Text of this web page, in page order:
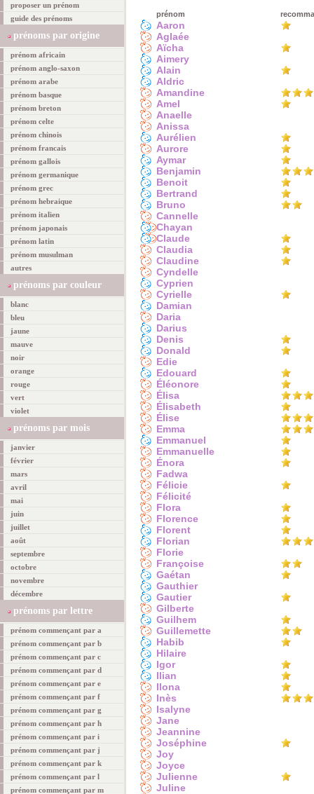
proposer un prénom
guide des prénoms
prénoms par origine
prénom africain
prénom anglo-saxon
prénom arabe
prénom basque
prénom breton
prénom celte
prénom chinois
prénom francais
prénom gallois
prénom germanique
prénom grec
prénom hebraique
prénom italien
prénom japonais
prénom latin
prénom musulman
autres
prénoms par couleur
blanc
bleu
jaune
mauve
noir
orange
rouge
vert
violet
prénoms par mois
janvier
février
mars
avril
mai
juin
juillet
août
septembre
octobre
novembre
décembre
prénoms par lettre
prénom commençant par a
prénom commençant par b
prénom commençant par c
prénom commençant par d
prénom commençant par e
prénom commençant par f
prénom commençant par g
prénom commençant par h
prénom commençant par i
prénom commençant par j
prénom commençant par k
prénom commençant par l
prénom commençant par m
prénom
Aaron
Aglaée
Aïcha
Aimery
Alain
Aldric
Amandine
Amel
Anaelle
Anissa
Aurélien
Aurore
Aymar
Benjamin
Benoit
Bertrand
Bruno
Cannelle
Chayan
Claude
Claudia
Claudine
Cyndelle
Cyprien
Cyrielle
Damian
Daria
Darius
Denis
Donald
Edie
Edouard
Éléonore
Élisa
Élisabeth
Élise
Emma
Emmanuel
Emmanuelle
Énora
Fadwa
Félicie
Félicité
Flora
Florence
Florent
Florian
Florie
Françoise
Gaétan
Gauthier
Gautier
Gilberte
Guilhem
Guillemette
Habib
Hilaire
Igor
Ilian
Ilona
Inès
Isalyne
Jane
Jeannine
Joséphine
Joy
Joyce
Julienne
Juline